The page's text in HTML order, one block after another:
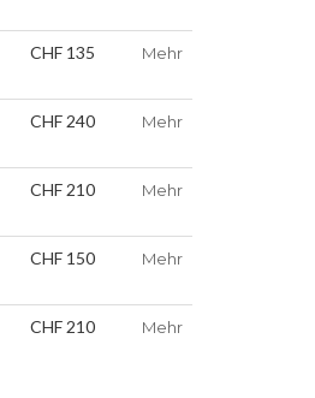
CHF 135 Mehr
CHF 240 Mehr
CHF 210 Mehr
CHF 150 Mehr
CHF 210 Mehr